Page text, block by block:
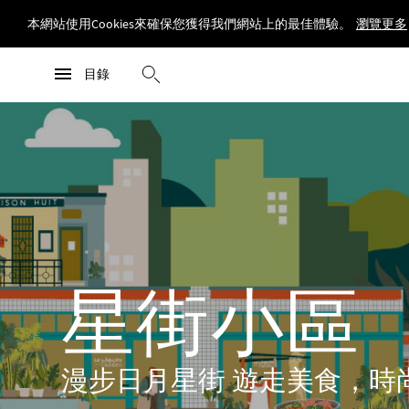
目錄
本網站使用Cookies來確保您獲得我們網站上的最佳體驗。 瀏覽更多
星街小區
星街小區
漫步日月星街 遊走美食，時